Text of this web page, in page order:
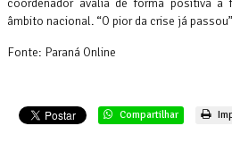
âmbito nacional. “O pior da crise já
Fonte: Paraná Online
Compartilhar